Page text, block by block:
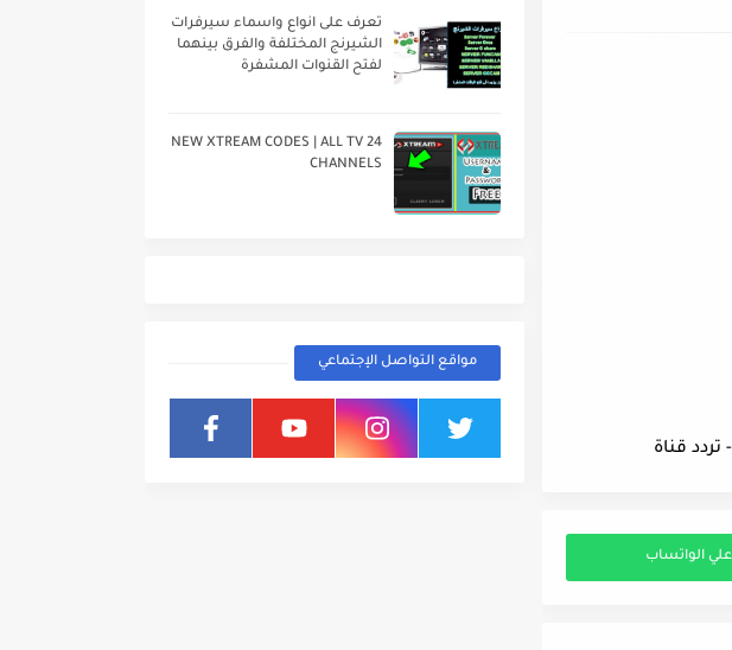
تعرف على انواع واسماء سيرفرات
الشيرنج المختلفة والفرق بينهما
لفتح القنوات المشفرة
24 NEW XTREAM CODES | ALL TV
CHANNELS
مواقع التواصل الإجتماعي